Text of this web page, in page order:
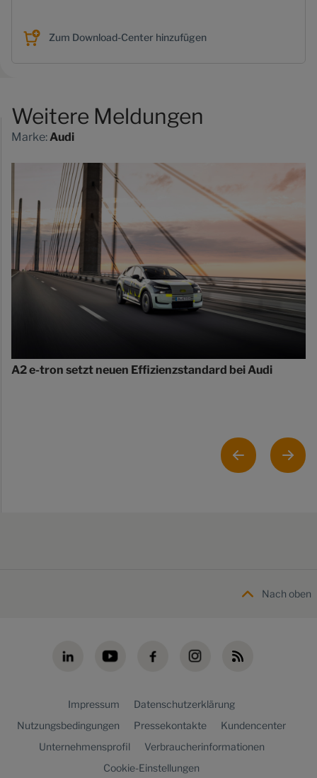
Zum Download-Center hinzufügen
Weitere Meldungen
Marke:Audi
A2 e-tron setzt neuen Effizienzstandard bei Audi
Nach oben
Impressum
Datenschutzerklärung
Nutzungsbedingungen
Pressekontakte
Kundencenter
Unternehmensprofil
Verbraucherinformationen
Cookie-Einstellungen